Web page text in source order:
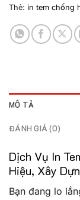
Thẻ: in tem chống
MÔ TẢ
ĐÁNH GIÁ (0)
Dịch Vụ In
Hiệu, Xây
Bạn đang lo